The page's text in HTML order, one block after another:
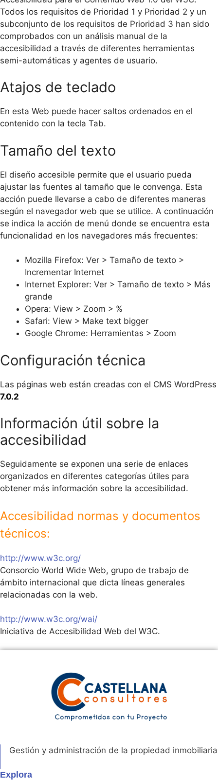
Todos los requisitos de Prioridad 1 y Prioridad 2 y un
subconjunto de los requisitos de Prioridad 3 han sido
comprobados con un análisis manual de la
accesibilidad a través de diferentes herramientas
semi-automáticas y agentes de usuario.
Atajos de teclado
En esta Web puede hacer saltos ordenados en el
contenido con la tecla Tab.
Tamaño del texto
El diseño accesible permite que el usuario pueda
ajustar las fuentes al tamaño que le convenga. Esta
acción puede llevarse a cabo de diferentes maneras
según el navegador web que se utilice. A continuación
se indica la acción de menú donde se encuentra esta
funcionalidad en los navegadores más frecuentes:
Mozilla Firefox: Ver > Tamaño de texto >
Incrementar Internet
Internet Explorer: Ver > Tamaño de texto > Más
grande
Opera: View > Zoom > %
Safari: View > Make text bigger
Google Chrome: Herramientas > Zoom
Configuración técnica
Las páginas web están creadas con el CMS WordPress
7.0.2
Información útil sobre la
accesibilidad
Seguidamente se exponen una serie de enlaces
organizados en diferentes categorías útiles para
obtener más información sobre la accesibilidad.
Accesibilidad normas y documentos
técnicos:
http://www.w3c.org/
Consorcio World Wide Web, grupo de trabajo de
ámbito internacional que dicta líneas generales
relacionadas con la web.
http://www.w3c.org/wai/
Iniciativa de Accesibilidad Web del W3C.
Gestión y administración de la propiedad inmobiliaria
Explora